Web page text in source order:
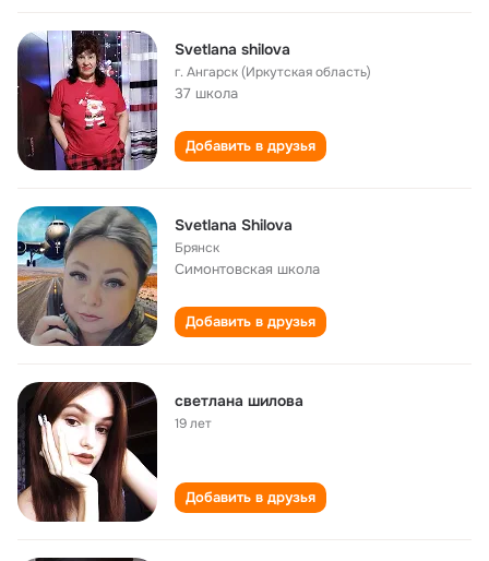
Svetlana shilova
г. Ангарск (Иркутская область)
37 школа
Добавить в друзья
Svetlana Shilova
Брянск
Симонтовская школа
Добавить в друзья
светлана шилова
19 лет
Добавить в друзья